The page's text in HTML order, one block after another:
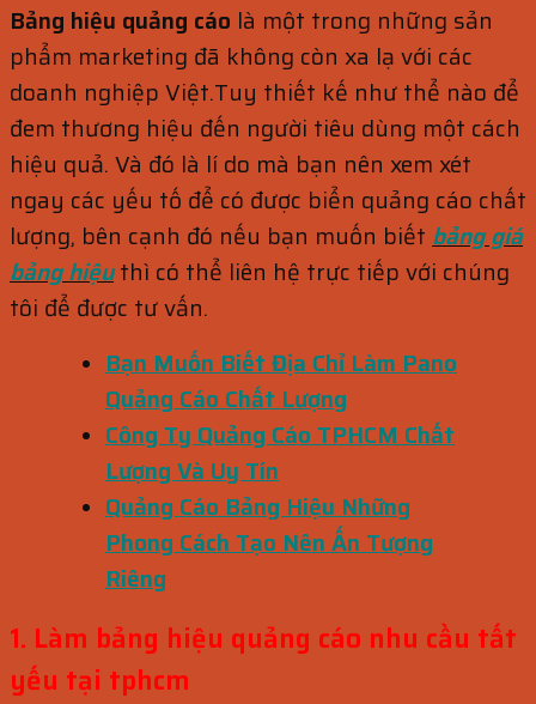
Bảng hiệu quảng cáo là một trong những sản
phẩm marketing đã không còn xa lạ với các
doanh nghiệp Việt.Tuy thiết kế như thể nào để
đem thương hiệu đến người tiêu dùng một cách
hiệu quả. Và đó là lí do mà bạn nên xem xét
ngay các yếu tố để có được biển quảng cáo chất
lượng, bên cạnh đó nếu bạn muốn biết bảng giá
bảng hiệuthì có thể liên hệ trực tiếp với chúng
tôi để được tư vấn.
Bạn Muốn Biết Địa Chỉ Làm Pano
Quảng Cáo Chất Lượng
Công Ty Quảng Cáo TPHCM Chất
Lượng Và Uy Tín
Quảng Cáo Bảng Hiệu Những
Phong Cách Tạo Nên Ấn Tượng
Riêng
1. Làm bảng hiệu quảng cáo nhu cầu tất
yếu tại tphcm